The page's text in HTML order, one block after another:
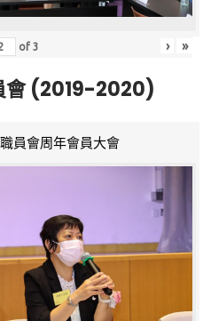
of3 › »
會 (2019-2020)
員會周年會員大會